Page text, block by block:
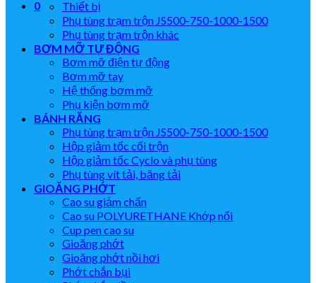
0
Thiết bị
Phụ tùng trạm trộn JS500-750-1000-1500
Phụ tùng trạm trộn khác
BƠM MỠ TỰ ĐỘNG
Bơm mỡ điện tự động
Bơm mỡ tay
Hệ thống bơm mỡ
Phụ kiện bơm mỡ
BÁNH RĂNG
Phụ tùng trạm trộn JS500-750-1000-1500
Hộp giảm tốc cối trộn
Hộp giảm tốc Cyclo và phụ tùng
Phụ tùng vít tải, băng tải
GIOĂNG PHỚT
Cao su giảm chấn
Cao su POLYURETHANE Khớp nối
Cup pen cao su
Gioăng phớt
Gioăng phớt nồi hơi
Phớt chắn bụi